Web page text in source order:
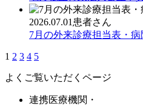
2026.07.01 患者さん
7月の外来診療担当表・
1 2 3 4 5
よくご覧いただくページ
連携医療機関・